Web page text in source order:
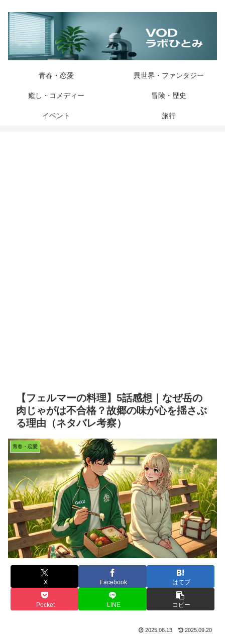
青春・恋愛 異世界・ファンタジー
癒し・コメディー 冒険・歴史
イベント 旅行
【フェルマーの料理】5話感想｜なぜ岳の
肉じゃがは不合格？故郷の味が心を揺さぶ
る理由（ネタバレ考察）
青春・恋愛
X Facebook はてブ
Pocket LINE コピー
2025.08.13 2025.09.20